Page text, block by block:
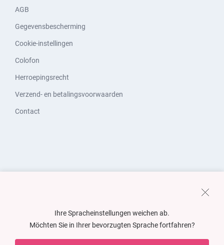
AGB
Gegevensbescherming
Cookie-instellingen
Colofon
Herroepingsrecht
Verzend- en betalingsvoorwaarden
Contact
Ihre Spracheinstellungen weichen ab.
Möchten Sie in Ihrer bevorzugten Sprache fortfahren?